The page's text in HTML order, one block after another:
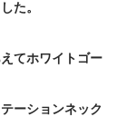
た。
てホワイトゴー
ーションネック